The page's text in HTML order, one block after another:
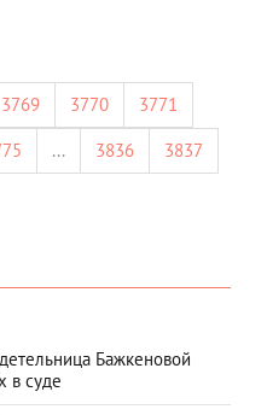
3769 3770
3771
... 3836
3837
Бажкеновой
в суде